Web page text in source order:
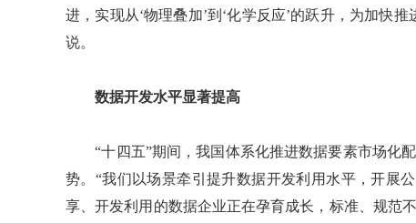
进，实现从‘物理叠加’到‘化学反应’的跃升，为加快
说。
数据开发水平显著提高
“十四五”期间，我国体系化推进数据要素市场化
势。“我们以场景牵引提升数据开发利用水平，开展
享、开发利用的数据企业正在孕育成长，标准、规范